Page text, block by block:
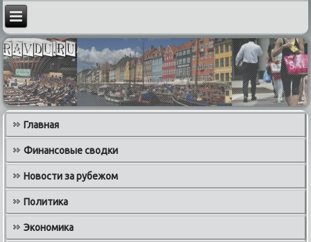
Главная
Финансовые сводки
Новости за рубежом
Политика
Экономика